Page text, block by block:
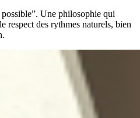
Une philosophie qui
respect des rythmes naturels, bien